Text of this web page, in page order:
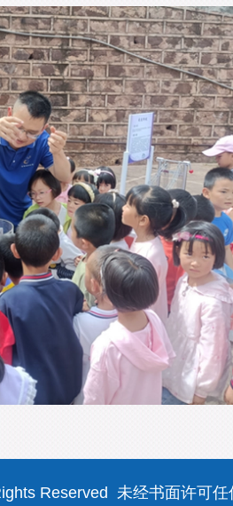
Reserved 未经书面许可任